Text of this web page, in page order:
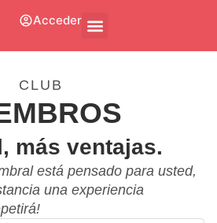
Acceder
CLUB
más ventajas.
está pensado para usted,
una experiencia